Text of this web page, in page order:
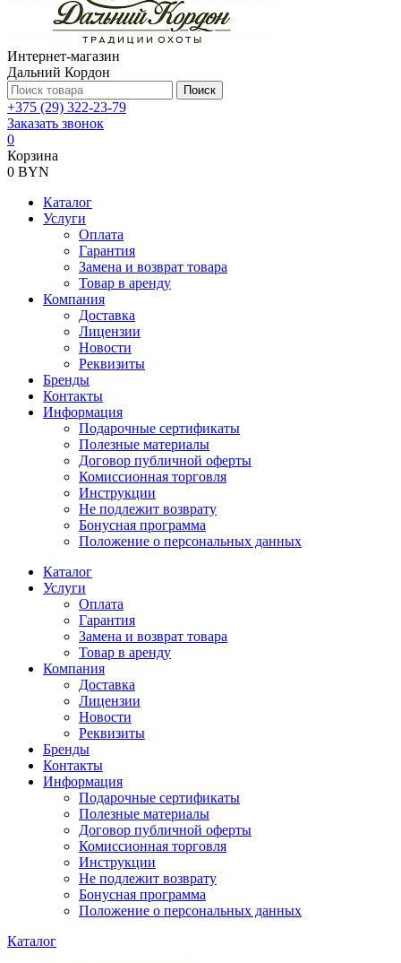
Интернет-магазин
Дальний Кордон
Поиск
+375 (29) 322-23-79
Заказать звонок
0
Корзина
0 BYN
Каталог
Услуги
Оплата
Гарантия
Замена и возврат товара
Товар в аренду
Компания
Доставка
Лицензии
Новости
Реквизиты
Бренды
Контакты
Информация
Подарочные сертификаты
Полезные материалы
Договор публичной оферты
Комиссионная торговля
Инструкции
Не подлежит возврату
Бонусная программа
Положение о персональных данных
Каталог
Услуги
Оплата
Гарантия
Замена и возврат товара
Товар в аренду
Компания
Доставка
Лицензии
Новости
Реквизиты
Бренды
Контакты
Информация
Подарочные сертификаты
Полезные материалы
Договор публичной оферты
Комиссионная торговля
Инструкции
Не подлежит возврату
Бонусная программа
Положение о персональных данных
Каталог